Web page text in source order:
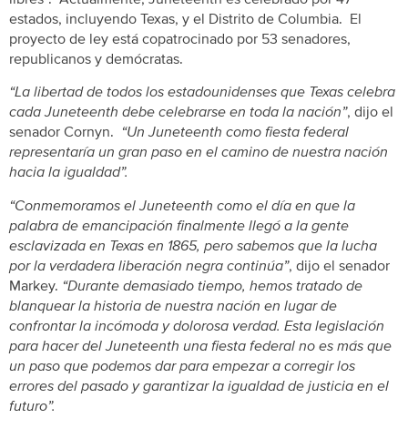
estados, incluyendo Texas, y el Distrito de Columbia. El
proyecto de ley está copatrocinado por 53 senadores,
republicanos y demócratas.
“La libertad de todos los estadounidenses que Texas celebra
cada Juneteenth debe celebrarse en toda la nación”, dijo el
senador Cornyn. “Un Juneteenth como fiesta federal
representaría un gran paso en el camino de nuestra nación
hacia la igualdad”.
“Conmemoramos el Juneteenth como el día en que la
palabra de emancipación finalmente llegó a la gente
esclavizada en Texas en 1865, pero sabemos que la lucha
por la verdadera liberación negra continúa”, dijo el senador
Markey. “Durante demasiado tiempo, hemos tratado de
blanquear la historia de nuestra nación en lugar de
confrontar la incómoda y dolorosa verdad. Esta legislación
para hacer del Juneteenth una fiesta federal no es más que
un paso que podemos dar para empezar a corregir los
errores del pasado y garantizar la igualdad de justicia en el
futuro”.